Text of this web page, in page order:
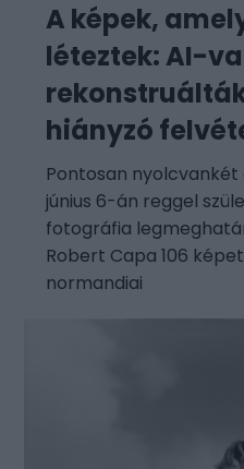
A képek,
léteztek: AI-
hiányzó
Pontosan nyolcvankét
június 6-án reggel
fotográfia
Robert Capa 106
normandiai